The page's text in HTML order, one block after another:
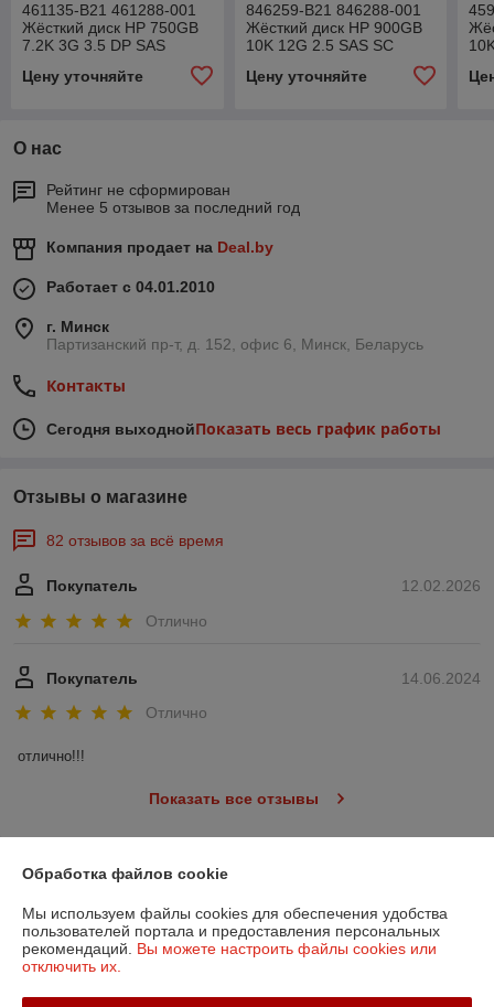
461135-B21 461288-001
Жёсткий диск HP 750GB
7.2K 3G 3.5 DP SAS
Цену уточняйте
846259-B21 846288-001
Жёсткий диск HP 900GB
10K 12G 2.5 SAS SC
Цену уточняйте
О нас
Рейтинг не сформирован
Менее 5 отзывов за последний год
Компания продает на Deal.by
Работает с 04.01.2010
г. Минск
Партизанский пр-т, д. 152, офис 6, Минск, Беларусь
Контакты
Сегодня выходнойПоказать весь график работы
Отзывы о магазине
82 отзывов за всё время
12.02.2026
Покупатель
Отлично
14.06.2024
Покупатель
Отлично
отлично!!!
Показать все отзывы
О нас
Контакты
Доставка и оплата
Обработка файлов cookie
Мы используем файлы cookies для обеспечения удобства
пользователей портала и предоставления персональных
рекомендаций. Вы можете настроить файлы cookies или
отключить их.